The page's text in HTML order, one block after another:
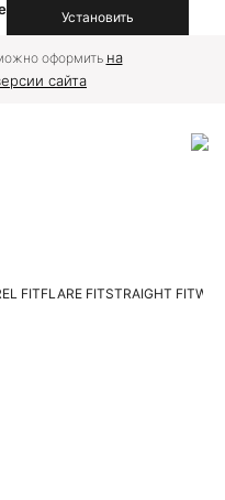
Установить
оформить на
сайта
FITFLARE FITSTRAIGHT FIT